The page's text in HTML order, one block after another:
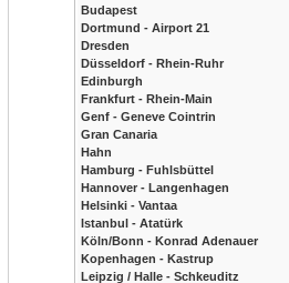
Budapest
Dortmund - Airport 21
Dresden
Düsseldorf - Rhein-Ruhr
Edinburgh
Frankfurt - Rhein-Main
Genf - Geneve Cointrin
Gran Canaria
Hahn
Hamburg - Fuhlsbüttel
Hannover - Langenhagen
Helsinki - Vantaa
Istanbul - Atatürk
Köln/Bonn - Konrad Adenauer
Kopenhagen - Kastrup
Leipzig / Halle - Schkeuditz